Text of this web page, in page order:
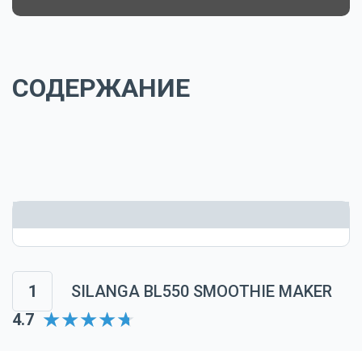
СОДЕРЖАНИЕ
1
SILANGA BL550 SMOOTHIE MAKER
4.7